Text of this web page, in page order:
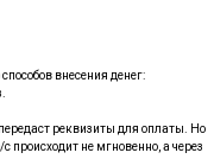
внесения денег:
реквизиты для оплаты. Но
происходит не мгновенно, а через